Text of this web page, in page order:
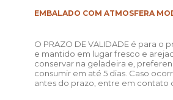
EMBALADO COM ATMOSFERA
O PRAZO DE VALIDADE é para o
e mantido em lugar fresco e
conservar na geladeira e,
consumir em até 5 dias. Caso
antes do prazo, entre em contato